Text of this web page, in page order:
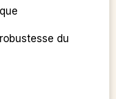
du